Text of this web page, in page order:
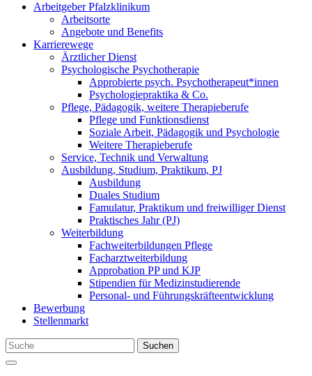
Arbeitgeber Pfalzklinikum
Arbeitsorte
Angebote und Benefits
Karrierewege
Ärztlicher Dienst
Psychologische Psychotherapie
Approbierte psych. Psychotherapeut*innen
Psychologiepraktika & Co.
Pflege, Pädagogik, weitere Therapieberufe
Pflege und Funktionsdienst
Soziale Arbeit, Pädagogik und Psychologie
Weitere Therapieberufe
Service, Technik und Verwaltung
Ausbildung, Studium, Praktikum, PJ
Ausbildung
Duales Studium
Famulatur, Praktikum und freiwilliger Dienst
Praktisches Jahr (PJ)
Weiterbildung
Fachweiterbildungen Pflege
Facharztweiterbildung
Approbation PP und KJP
Stipendien für Medizinstudierende
Personal- und Führungskräfteentwicklung
Bewerbung
Stellenmarkt
Suchen